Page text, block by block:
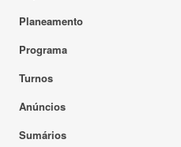
Planeamento
Programa
Turnos
Anúncios
Sumários